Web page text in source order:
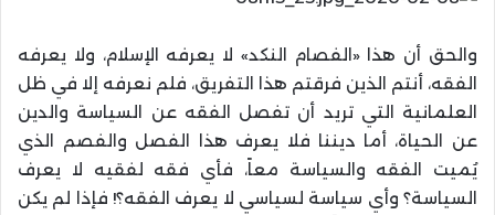
والحق أن هذا «الفصام النكد» لا يعرفه الإسلام، ولا يعرفه
الفقه، أنتم الذين فرقتم هذا التفريق، فلم نعرفه إلا في ظل
العلمانية التي تريد أن تفصل الفقه عن السياسة والدين
عن الحياة، أما ديننا فلا يعرف هذا الفصل والفصم الذي
يُميت الفقه والسياسة معاً، فأي فقه لفقيه لا يعرف
السياسة؟ وأي سياسة لسياسي لا يعرف الفقه؟! فإذا لم يكن